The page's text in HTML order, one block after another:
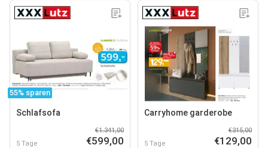
55% sparen
Schlafsofa
5 Tage
€1.341,00
€599,00
Carryhome garderobe
5 Tage
€315,00
€129,00